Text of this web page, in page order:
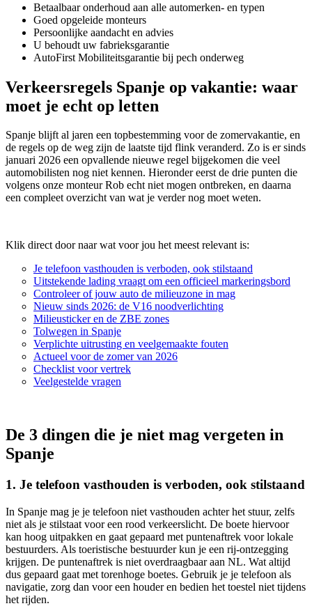
Betaalbaar onderhoud aan alle automerken- en typen
Goed opgeleide monteurs
Persoonlijke aandacht en advies
U behoudt uw fabrieksgarantie
AutoFirst Mobiliteitsgarantie bij pech onderweg
Verkeersregels Spanje op vakantie: waar
moet je echt op letten
Spanje blijft al jaren een topbestemming voor de zomervakantie, en
de regels op de weg zijn de laatste tijd flink veranderd. Zo is er sinds
januari 2026 een opvallende nieuwe regel bijgekomen die veel
automobilisten nog niet kennen. Hieronder eerst de drie punten die
volgens onze monteur Rob echt niet mogen ontbreken, en daarna
een compleet overzicht van wat je verder nog moet weten.
Klik direct door naar wat voor jou het meest relevant is:
Je telefoon vasthouden is verboden, ook stilstaand
Uitstekende lading vraagt om een officieel markeringsbord
Controleer of jouw auto de milieuzone in mag
Nieuw sinds 2026: de V16 noodverlichting
Milieusticker en de ZBE zones
Tolwegen in Spanje
Verplichte uitrusting en veelgemaakte fouten
Actueel voor de zomer van 2026
Checklist voor vertrek
Veelgestelde vragen
De 3 dingen die je niet mag vergeten in
Spanje
1. Je telefoon vasthouden is verboden, ook stilstaand
In Spanje mag je je telefoon niet vasthouden achter het stuur, zelfs
niet als je stilstaat voor een rood verkeerslicht. De boete hiervoor
kan hoog uitpakken en gaat gepaard met puntenaftrek voor lokale
bestuurders. Als toeristische bestuurder kun je een rij-ontzegging
krijgen. De puntenaftrek is niet overdraagbaar aan NL. Wat altijd
dus gepaard gaat met torenhoge boetes. Gebruik je je telefoon als
navigatie, zorg dan voor een houder en bedien het toestel niet tijdens
het rijden.